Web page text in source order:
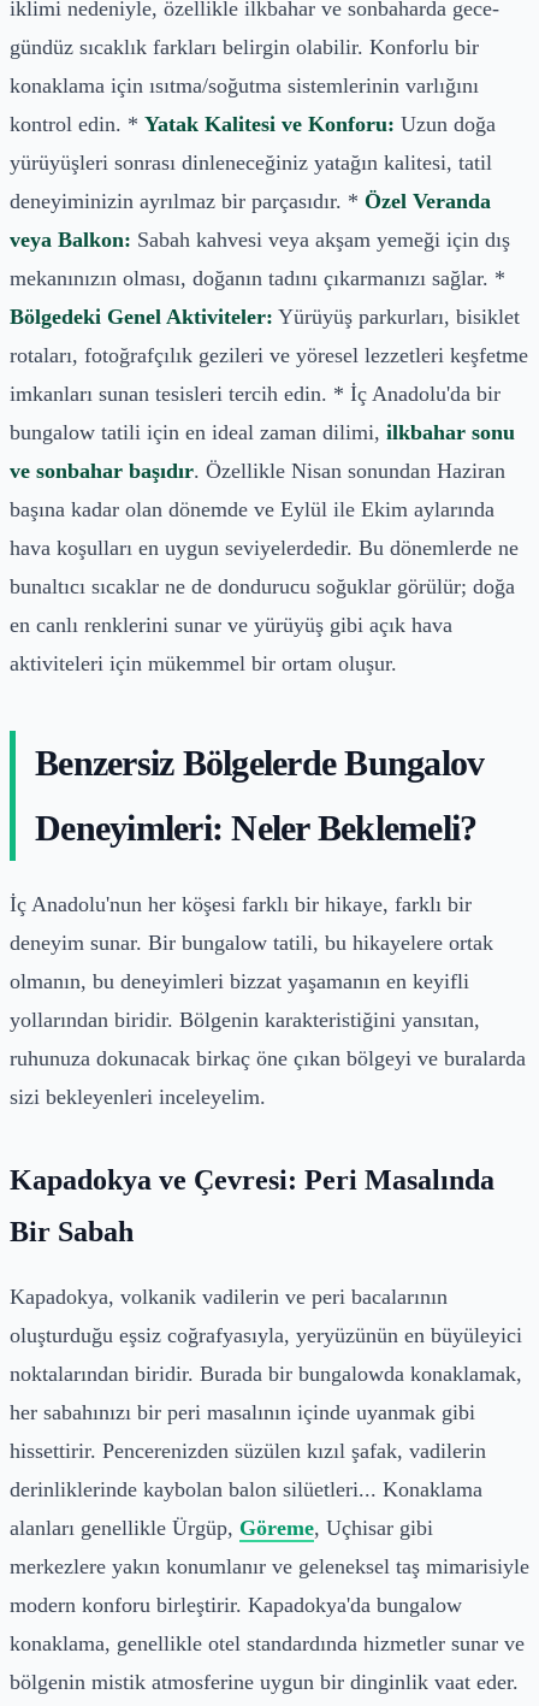
iklimi nedeniyle, özellikle ilkbahar ve sonbaharda gece-
gündüz sıcaklık farkları belirgin olabilir. Konforlu bir
konaklama için ısıtma/soğutma sistemlerinin varlığını
kontrol edin. * Yatak Kalitesi ve Konforu: Uzun doğa
yürüyüşleri sonrası dinleneceğiniz yatağın kalitesi, tatil
deneyiminizin ayrılmaz bir parçasıdır. * Özel Veranda
veya Balkon: Sabah kahvesi veya akşam yemeği için dış
mekanınızın olması, doğanın tadını çıkarmanızı sağlar. *
Bölgedeki Genel Aktiviteler: Yürüyüş parkurları, bisiklet
rotaları, fotoğrafçılık gezileri ve yöresel lezzetleri keşfetme
imkanları sunan tesisleri tercih edin. * İç Anadolu'da bir
bungalow tatili için en ideal zaman dilimi, ilkbahar sonu
ve sonbahar başıdır. Özellikle Nisan sonundan Haziran
başına kadar olan dönemde ve Eylül ile Ekim aylarında
hava koşulları en uygun seviyelerdedir. Bu dönemlerde ne
bunaltıcı sıcaklar ne de dondurucu soğuklar görülür; doğa
en canlı renklerini sunar ve yürüyüş gibi açık hava
aktiviteleri için mükemmel bir ortam oluşur.
Benzersiz Bölgelerde Bungalov
Deneyimleri: Neler Beklemeli?
İç Anadolu'nun her köşesi farklı bir hikaye, farklı bir
deneyim sunar. Bir bungalow tatili, bu hikayelere ortak
olmanın, bu deneyimleri bizzat yaşamanın en keyifli
yollarından biridir. Bölgenin karakteristiğini yansıtan,
ruhunuza dokunacak birkaç öne çıkan bölgeyi ve buralarda
sizi bekleyenleri inceleyelim.
Kapadokya ve Çevresi: Peri Masalında
Bir Sabah
Kapadokya, volkanik vadilerin ve peri bacalarının
oluşturduğu eşsiz coğrafyasıyla, yeryüzünün en büyüleyici
noktalarından biridir. Burada bir bungalowda konaklamak,
her sabahınızı bir peri masalının içinde uyanmak gibi
hissettirir. Pencerenizden süzülen kızıl şafak, vadilerin
derinliklerinde kaybolan balon silüetleri... Konaklama
alanları genellikle Ürgüp, Göreme, Uçhisar gibi
merkezlere yakın konumlanır ve geleneksel taş mimarisiyle
modern konforu birleştirir. Kapadokya'da bungalow
konaklama, genellikle otel standardında hizmetler sunar ve
bölgenin mistik atmosferine uygun bir dinginlik vaat eder.